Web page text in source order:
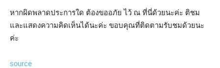
หากผิดพลาดประการใด ต้องขออภัย ไว้ ณ ที่นี่ด้วยนะค่ะ ติชม
และแสดงความคิดเห็นได้นะค่ะ ขอบคุณที่ติดตามรับชมด้วยนะ
ค่ะ
source